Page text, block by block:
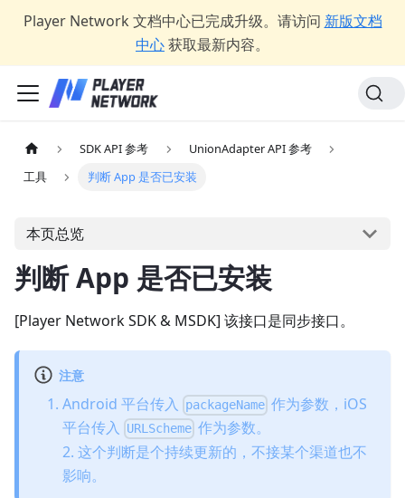
Player Network 文档中心已完成升级。请访问 新版文档
中心获取最新内容。
SDK API 参考
UnionAdapter API 参考
工具
判断 App 是否已安装
本页总览
判断 App 是否已安装
[Player Network SDK & MSDK] 该接口是同步接口。
注意
Android 平台传入 packageName 作为参数，iOS
平台传入 URLScheme 作为参数。
2. 这个判断是个持续更新的，不接某个渠道也不
影响。